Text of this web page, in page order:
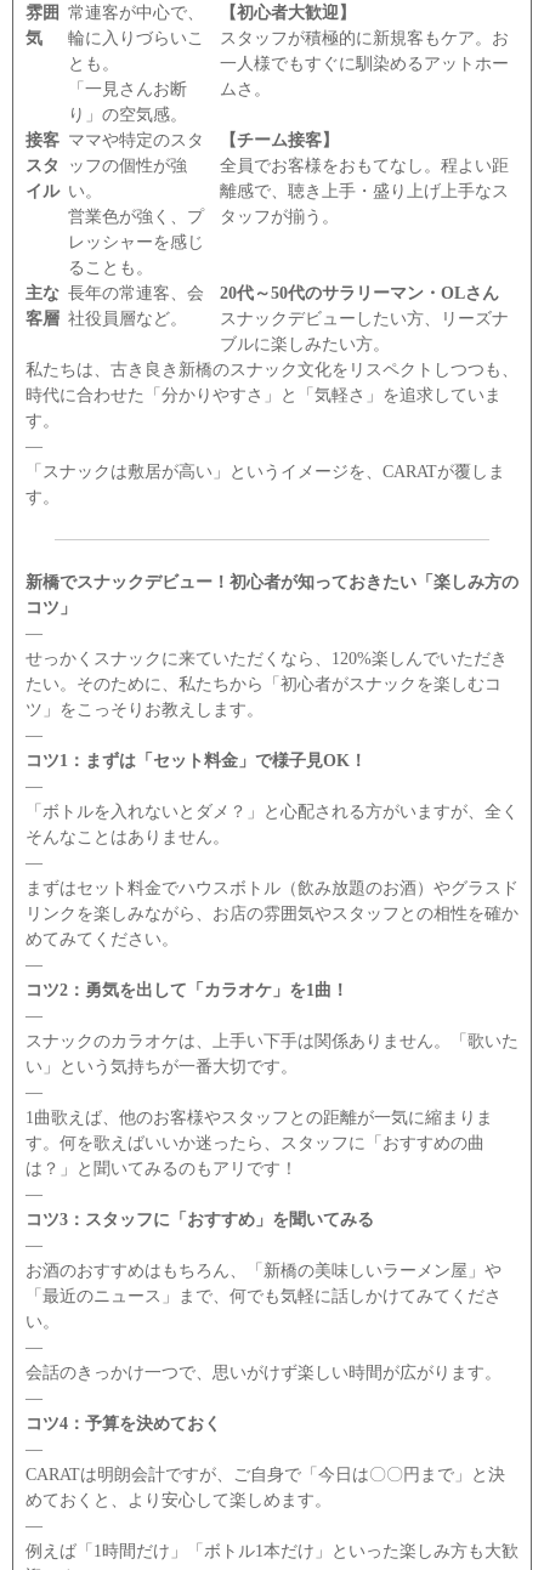
雰囲
気
常連客が中心で、
輪に入りづらいこ
とも。
「一見さんお断
り」の空気感。
【初心者大歓迎】
スタッフが積極的に新規客もケア。お
一人様でもすぐに馴染めるアットホー
ムさ。
接客
スタ
イル
ママや特定のスタ
ッフの個性が強
い。
営業色が強く、プ
レッシャーを感じ
ることも。
【チーム接客】
全員でお客様をおもてなし。程よい距
離感で、聴き上手・盛り上げ上手なス
タッフが揃う。
主な
客層
長年の常連客、会
社役員層など。
20代～50代のサラリーマン・OLさん
スナックデビューしたい方、リーズナ
ブルに楽しみたい方。
私たちは、古き良き新橋のスナック文化をリスペクトしつつも、
時代に合わせた「分かりやすさ」と「気軽さ」を追求していま
す。
―
「スナックは敷居が高い」というイメージを、CARATが覆しま
す。
新橋でスナックデビュー！初心者が知っておきたい「楽しみ方の
コツ」
―
せっかくスナックに来ていただくなら、120%楽しんでいただき
たい。そのために、私たちから「初心者がスナックを楽しむコ
ツ」をこっそりお教えします。
―
コツ1：まずは「セット料金」で様子見OK！
―
「ボトルを入れないとダメ？」と心配される方がいますが、全く
そんなことはありません。
―
まずはセット料金でハウスボトル（飲み放題のお酒）やグラスド
リンクを楽しみながら、お店の雰囲気やスタッフとの相性を確か
めてみてください。
―
コツ2：勇気を出して「カラオケ」を1曲！
―
スナックのカラオケは、上手い下手は関係ありません。「歌いた
い」という気持ちが一番大切です。
―
1曲歌えば、他のお客様やスタッフとの距離が一気に縮まりま
す。何を歌えばいいか迷ったら、スタッフに「おすすめの曲
は？」と聞いてみるのもアリです！
―
コツ3：スタッフに「おすすめ」を聞いてみる
―
お酒のおすすめはもちろん、「新橋の美味しいラーメン屋」や
「最近のニュース」まで、何でも気軽に話しかけてみてくださ
い。
―
会話のきっかけ一つで、思いがけず楽しい時間が広がります。
―
コツ4：予算を決めておく
―
CARATは明朗会計ですが、ご自身で「今日は〇〇円まで」と決
めておくと、より安心して楽しめます。
―
例えば「1時間だけ」「ボトル1本だけ」といった楽しみ方も大歓